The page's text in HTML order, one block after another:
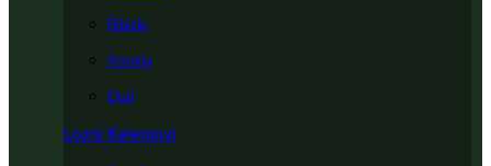
Ribizle
Aronija
Dud
Lozni Kalemovi